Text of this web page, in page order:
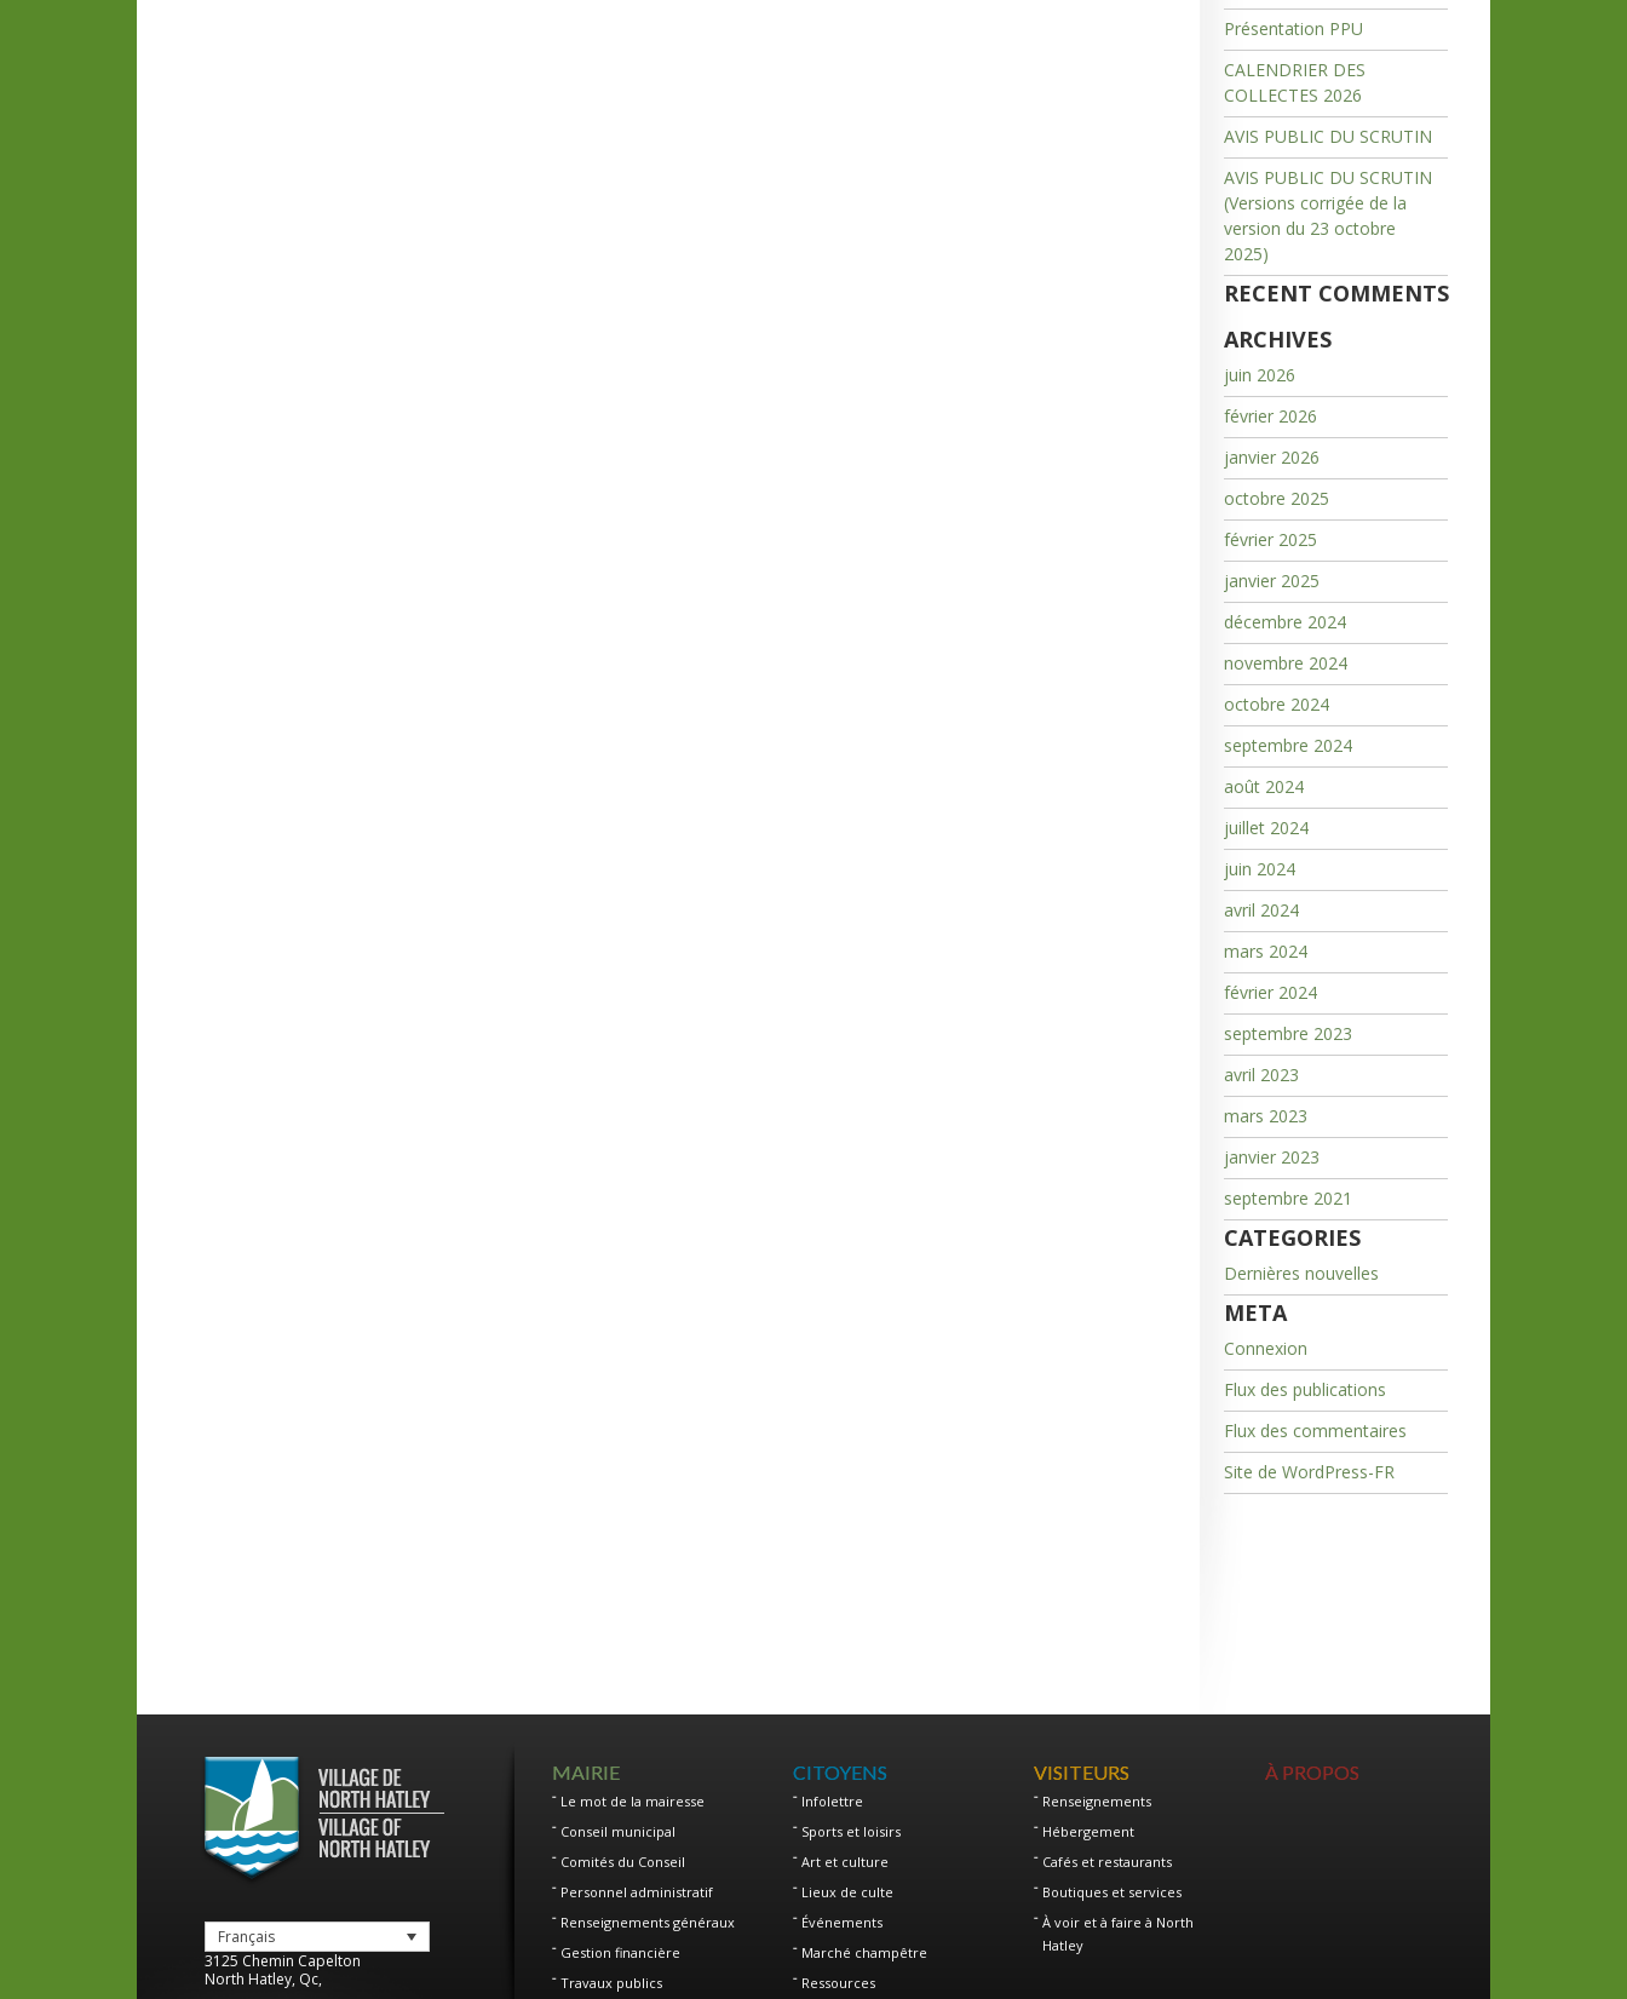
Présentation PPU
CALENDRIER DES
COLLECTES 2026
AVIS PUBLIC DU SCRUTIN
AVIS PUBLIC DU SCRUTIN
(Versions corrigée de la
version du 23 octobre
2025)
RECENT COMMENTS
ARCHIVES
juin 2026
février 2026
janvier 2026
octobre 2025
février 2025
janvier 2025
décembre 2024
novembre 2024
octobre 2024
septembre 2024
août 2024
juillet 2024
juin 2024
avril 2024
mars 2024
février 2024
septembre 2023
avril 2023
mars 2023
janvier 2023
septembre 2021
CATEGORIES
Dernières nouvelles
META
Connexion
Flux des publications
Flux des commentaires
Site de WordPress-FR
Français
3125 Chemin Capelton
North Hatley, Qc,
MAIRIE
Le mot de la mairesse
Conseil municipal
Comités du Conseil
Personnel administratif
Renseignements généraux
Gestion financière
Travaux publics
CITOYENS
Infolettre
Sports et loisirs
Art et culture
Lieux de culte
Événements
Marché champêtre
Ressources
VISITEURS
Renseignements
Hébergement
Cafés et restaurants
Boutiques et services
À voir et à faire à North
Hatley
À PROPOS